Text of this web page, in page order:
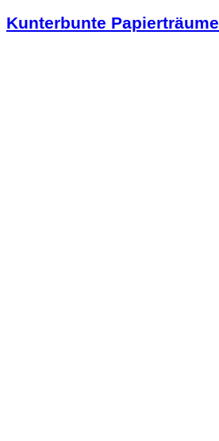
Kunterbunte Papierträume